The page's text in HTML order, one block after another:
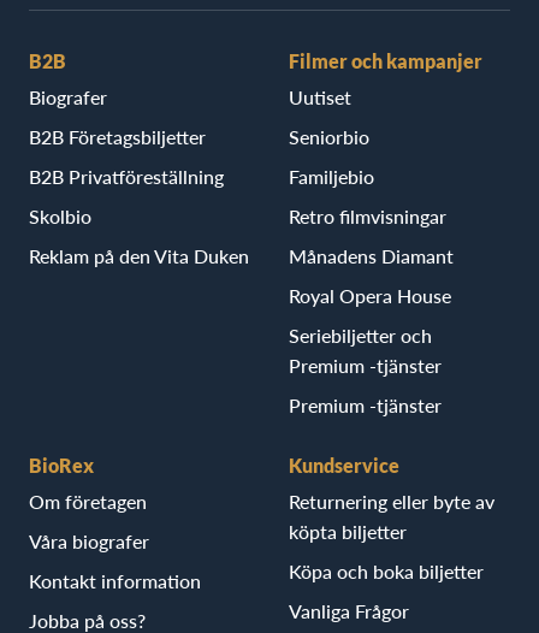
B2B
Biografer
B2B Företagsbiljetter
B2B Privatföreställning
Skolbio
Reklam på den Vita Duken
Filmer och kampanjer
Uutiset
Seniorbio
Familjebio
Retro filmvisningar
Månadens Diamant
Royal Opera House
Seriebiljetter och
Premium -tjänster
Premium -tjänster
BioRex
Om företagen
Våra biografer
Kontakt information
Jobba på oss?
Kundservice
Returnering eller byte av
köpta biljetter
Köpa och boka biljetter
Vanliga Frågor